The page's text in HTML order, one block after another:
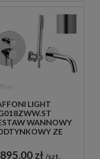
LIGHT
WANNOWY
ZE
STAL
zł szt.